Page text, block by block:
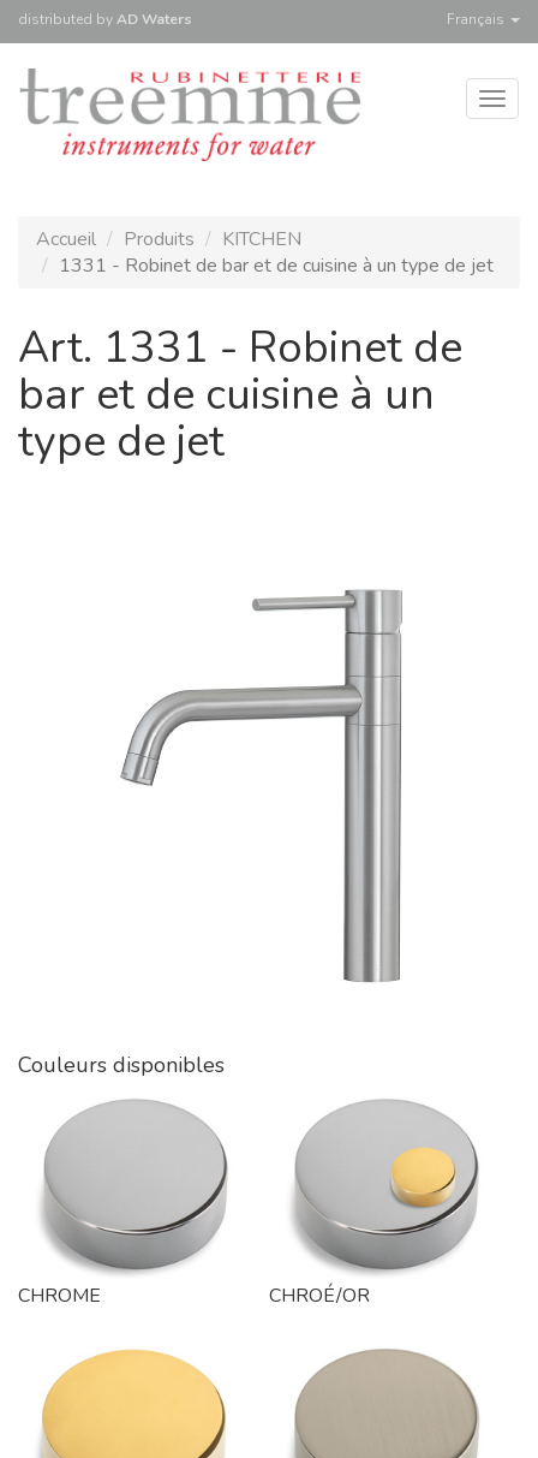
distributed byAD Waters Français
Accueil Produits
KITCHEN
1331 - Robinet de bar et de cuisine à un type de jet
Art. 1331 - Robinet de
bar et de cuisine à un
type de jet
Couleurs disponibles
CHROME CHROÉ/OR